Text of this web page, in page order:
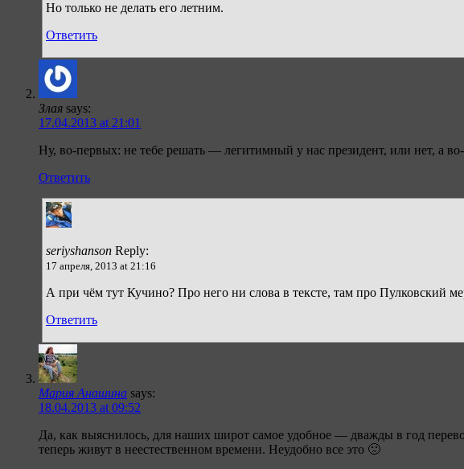
Но только не делать его летним.
Ответить
Злая says:
17.04.2013 at 21:01
Ну, во-первых: не тебе решать — легитимный у нас президент, или нет, а
Ответить
seriyshanson Reply:
17 апреля, 2013 at 21:16
А при чём тут Кучино? Про него ни слова в тексте, там про Пулковский
Ответить
Мария Анашина says:
18.04.2013 at 09:52
Да, как выяснилось, для наших широт самое удобное — дважды в год
теперь живут в неестественном времени. Неудобно все это 🙁